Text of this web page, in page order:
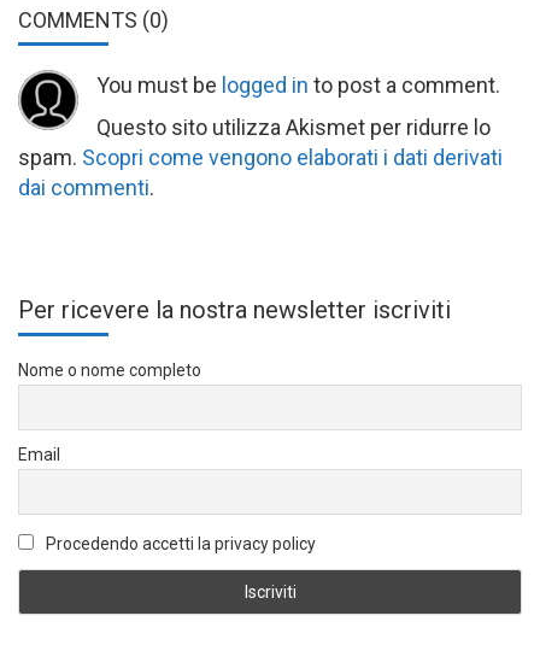
COMMENTS (0)
You must be logged in to post a comment.
Questo sito utilizza Akismet per ridurre lo
spam. Scopri come vengono elaborati i dati derivati
dai commenti.
Per ricevere la nostra newsletter iscriviti
Nome o nome completo
Email
Procedendo accetti la privacy policy